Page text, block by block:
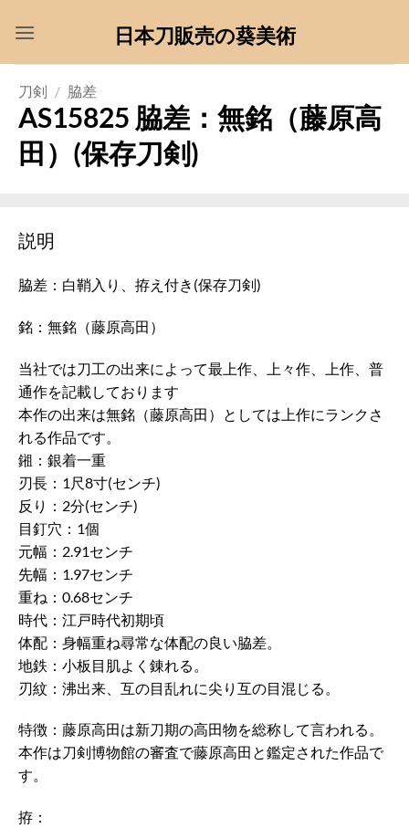
日本刀販売の葵美術
刀剣 / 脇差
AS15825 脇差：無銘（藤原高
田）(保存刀剣)
説明
脇差：白鞘入り、拵え付き(保存刀剣)
銘：無銘（藤原高田）
当社では刀工の出来によって最上作、上々作、上作、普
通作を記載しております
本作の出来は無銘（藤原高田）としては上作にランクさ
れる作品です。
鎺：銀着一重
刃長：1尺8寸(センチ)
反り：2分(センチ)
目釘穴：1個
元幅：2.91センチ
先幅：1.97センチ
重ね：0.68センチ
時代：江戸時代初期頃
体配：身幅重ね尋常な体配の良い脇差。
地鉄：小板目肌よく錬れる。
刃紋：沸出来、互の目乱れに尖り互の目混じる。
特徴：藤原高田は新刀期の高田物を総称して言われる。
本作は刀剣博物館の審査で藤原高田と鑑定された作品で
す。
拵：